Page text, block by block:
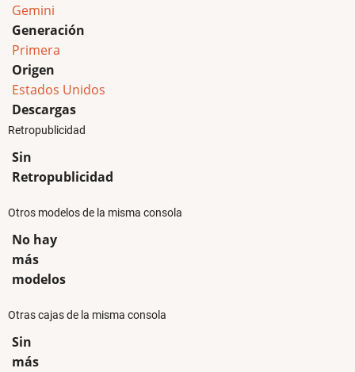
Gemini
Generación
Primera
Origen
Estados Unidos
Descargas
Retropublicidad
Sin
Retropublicidad
Otros modelos de la misma consola
No hay
más
modelos
Otras cajas de la misma consola
Sin
más